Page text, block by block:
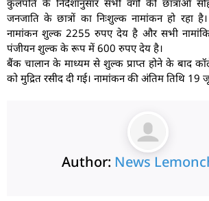
जनजाति के छात्रों का निःशुल्क नामांकन हो रहा
नामांकन शुल्क 2255 रुपए देय है और सभी
पंजीयन शुल्क के रूप में 600 रुपए देय है।
बैंक चालान के माध्यम से शुल्क प्राप्त होने के बाद
को मुद्रित रसीद दी गई। नामांकन की अंतिम तिथि 19
Author: News